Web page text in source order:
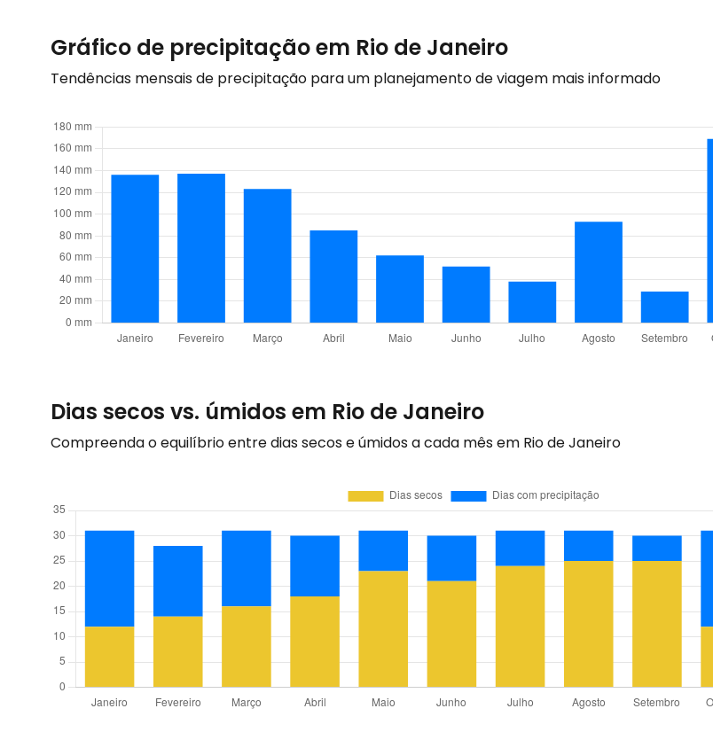
Gráfico de precipitação em Rio de Janeiro
Tendências mensais de precipitação para um planejamento de viagem mais informado
Dias secos vs. úmidos em Rio de Janeiro
Compreenda o equilíbrio entre dias secos e úmidos a cada mês em Rio de Janeiro